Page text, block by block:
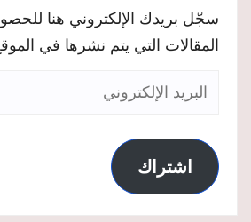
سجّل بريدك الإلكتروني هنا
المقالات التي يتم نشرها في
البريد
اشتراك